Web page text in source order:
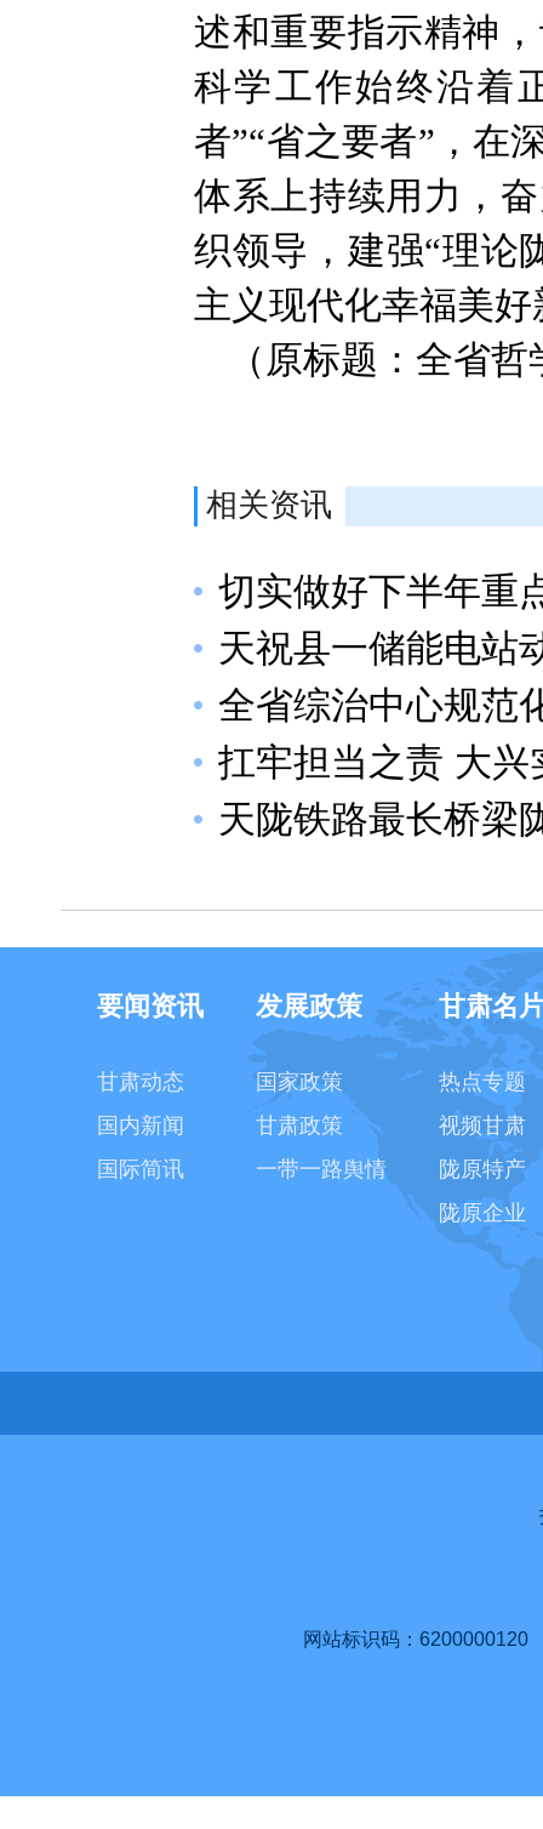
述和重要指示精神
科学工作始终沿着
者”“省之要者”，在
体系上持续用力，
织领导，建强“理论
主义现代化幸福美
（原标题：全省
相关资讯
切实做好下半年重
天祝县一储能电站
全省综治中心规范
扛牢担当之责 大
天陇铁路最长桥梁
要闻资讯
甘肃动态
国内新闻
国际简讯
发展政策
国家政策
甘肃政策
一带一路舆情
甘肃名
热点专题
视频甘肃
陇原特产
陇原企业
网站标识码：6200000120